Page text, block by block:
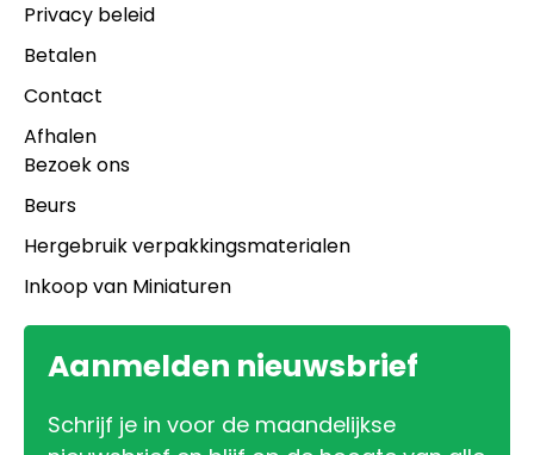
Privacy beleid
Betalen
Contact
Afhalen
Bezoek ons
Beurs
Hergebruik verpakkingsmaterialen
Inkoop van Miniaturen
Aanmelden nieuwsbrief
Schrijf je in voor de maandelijkse